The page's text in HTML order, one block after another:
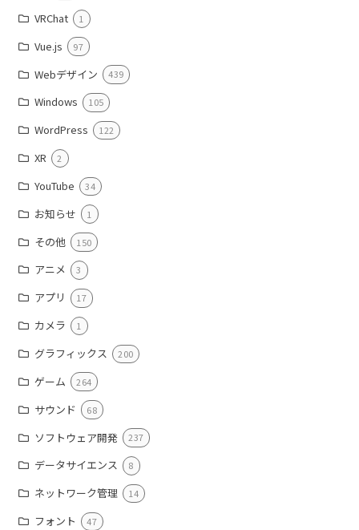
VRChat 1
Vue.js 97
Webデザイン 439
Windows 105
WordPress 122
XR 2
YouTube 34
お知らせ 1
その他 150
アニメ 3
アプリ 17
カメラ 1
グラフィックス 200
ゲーム 264
サウンド 68
ソフトウェア開発 237
データサイエンス 8
ネットワーク管理 14
フォント 47